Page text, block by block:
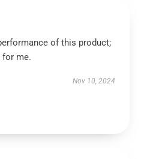
of this product;
me.
Nov 10, 2024